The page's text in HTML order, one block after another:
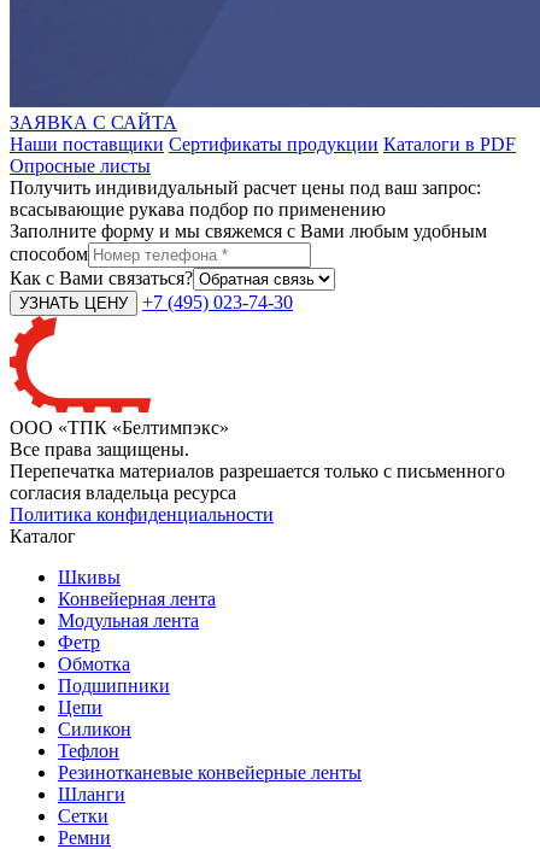
ЗАЯВКА С САЙТА
Наши поставщики Сертификаты продукции Каталоги в PDF
Опросные листы
Получить индивидуальный расчет цены под ваш запрос:
всасывающие рукава подбор по применению
Заполните форму и мы свяжемся с Вами любым удобным
способом
Как с Вами связаться?
+7 (495) 023-74-30
ООО «ТПК «Белтимпэкс»
Все права защищены.
Перепечатка материалов разрешается только с письменного
согласия владельца ресурса
Политика конфиденциальности
Каталог
Шкивы
Конвейерная лента
Модульная лента
Фетр
Обмотка
Подшипники
Цепи
Силикон
Тефлон
Резинотканевые конвейерные ленты
Шланги
Сетки
Ремни